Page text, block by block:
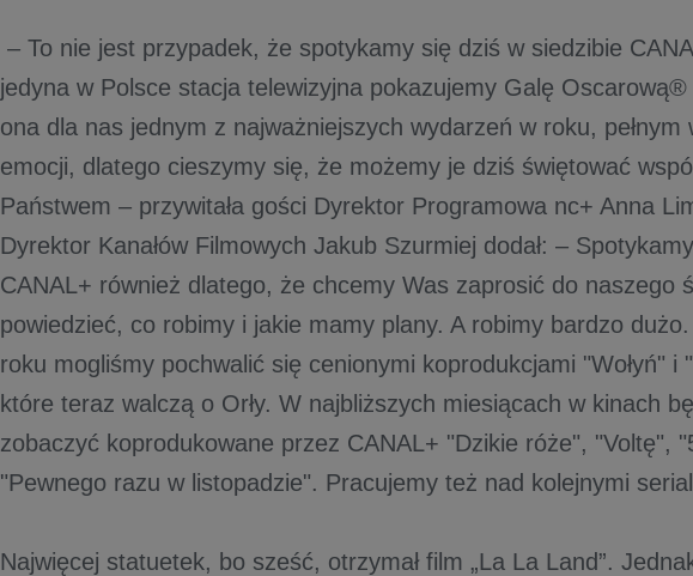
– To nie jest przypadek, że spotykamy się dziś w siedzibie
jedyna w Polsce stacja telewizyjna pokazujemy Galę
ona dla nas jednym z najważniejszych wydarzeń w roku, pełnym
emocji, dlatego cieszymy się, że możemy je dziś świętować
Państwem – przywitała gości Dyrektor Programowa nc+ Anna
Dyrektor Kanałów Filmowych Jakub Szurmiej dodał: –
CANAL+ również dlatego, że chcemy Was zaprosić do naszego
powiedzieć, co robimy i jakie mamy plany. A robimy bardzo dużo.
roku mogliśmy pochwalić się cenionymi koprodukcjami "Wołyń" i
które teraz walczą o Orły. W najbliższych miesiącach w kinach
zobaczyć koprodukowane przez CANAL+ "Dzikie róże", "Voltę",
"Pewnego razu w listopadzie". Pracujemy też nad kolejnymi
Najwięcej statuetek, bo sześć, otrzymał film „La La Land”.